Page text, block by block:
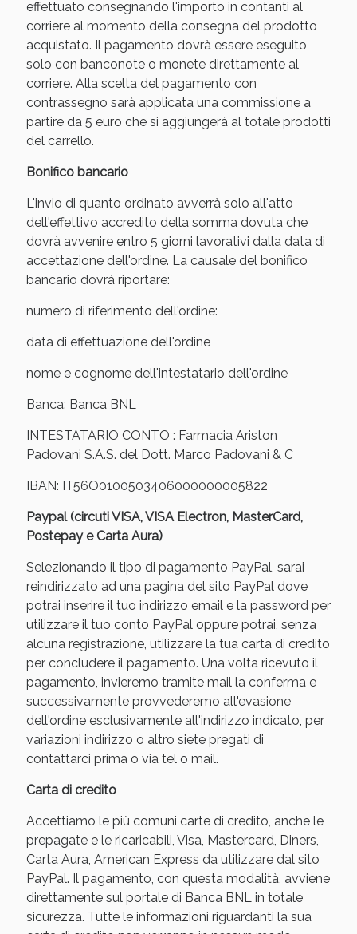
effettuato consegnando l'importo in contanti al
corriere al momento della consegna del prodotto
acquistato. Il pagamento dovrà essere eseguito
solo con banconote o monete direttamente al
corriere. Alla scelta del pagamento con
contrassegno sarà applicata una commissione a
partire da 5 euro che si aggiungerà al totale prodotti
del carrello.
Bonifico bancario
L'invio di quanto ordinato avverrà solo all'atto
dell'effettivo accredito della somma dovuta che
dovrà avvenire entro 5 giorni lavorativi dalla data di
accettazione dell'ordine. La causale del bonifico
bancario dovrà riportare:
numero di riferimento dell'ordine:
data di effettuazione dell'ordine
nome e cognome dell'intestatario dell'ordine
Banca: Banca BNL
INTESTATARIO CONTO : Farmacia Ariston
Padovani S.A.S. del Dott. Marco Padovani & C
IBAN: IT56O0100503406000000005822
Paypal (circuti VISA, VISA Electron, MasterCard,
Postepay e Carta Aura)
Selezionando il tipo di pagamento PayPal, sarai
reindirizzato ad una pagina del sito PayPal dove
potrai inserire il tuo indirizzo email e la password per
utilizzare il tuo conto PayPal oppure potrai, senza
alcuna registrazione, utilizzare la tua carta di credito
per concludere il pagamento. Una volta ricevuto il
pagamento, invieremo tramite mail la conferma e
successivamente provvederemo all'evasione
dell'ordine esclusivamente all'indirizzo indicato, per
variazioni indirizzo o altro siete pregati di
contattarci prima o via tel o mail.
Carta di credito
Accettiamo le più comuni carte di credito, anche le
prepagate e le ricaricabili, Visa, Mastercard, Diners,
Carta Aura, American Express da utilizzare dal sito
PayPal. Il pagamento, con questa modalità, avviene
direttamente sul portale di Banca BNL in totale
sicurezza. Tutte le informazioni riguardanti la sua
Benessere Intestinale: Sconto fino al 55% valido
oggi!
Scopri le offerte di Oggi